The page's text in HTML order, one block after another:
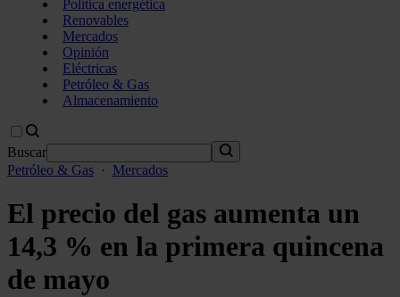
Política energética
Renovables
Mercados
Opinión
Eléctricas
Petróleo & Gas
Almacenamiento
Buscar
Petróleo & Gas · Mercados
El precio del gas aumenta un
14,3 % en la primera quincena
de mayo